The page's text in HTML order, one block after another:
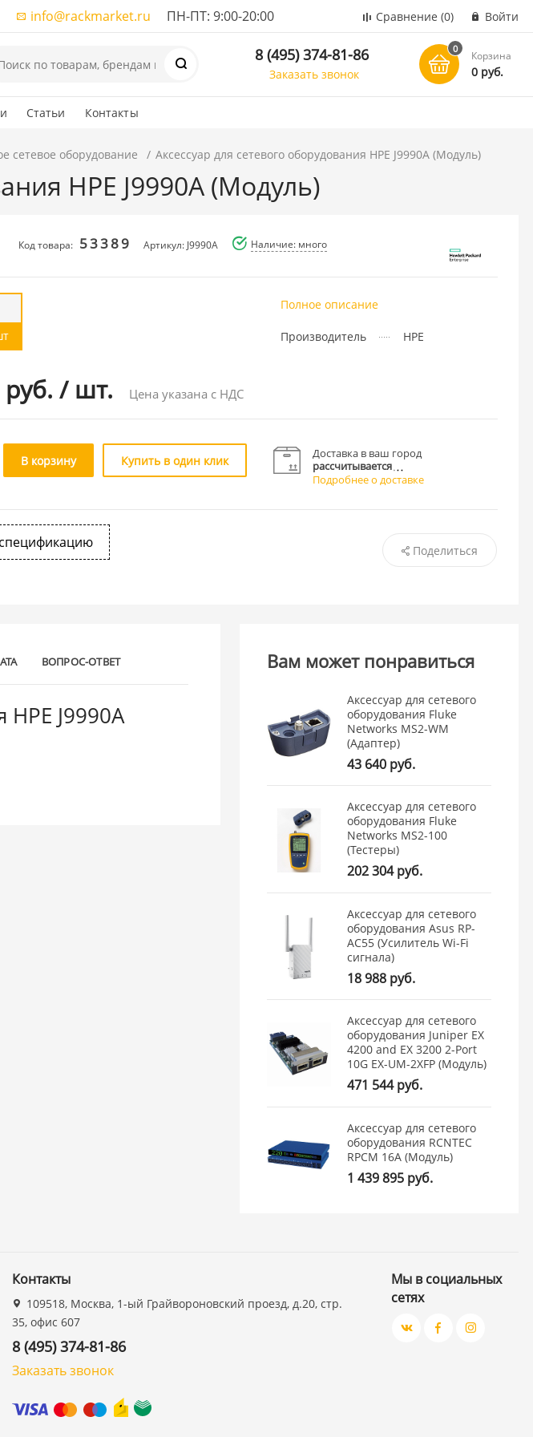
info@rackmarket.ru ПН-ПТ: 9:00-20:00 Сравнение (0) Войти
8 (495) 374-81-86
Заказать звонок
0
Корзина
0 руб.
Статьи Контакты
сетевое оборудование Аксессуар для сетевого оборудования HPE J9990A (Модуль)
HPE J9990A (Модуль)
Код товара: 53389 Артикул: J9990A Наличие: много
/ шт. Цена указана с НДС
Полное описание
Производитель HPE
В корзину Купить в один клик
Доставка в ваш город
рассчитывается
Подробнее о доставке
Поделиться
ВОПРОС-ОТВЕТ
J9990A
Вам может понравиться
Аксессуар для сетевого
оборудования Fluke
Networks MS2-WM
(Адаптер)
43 640 руб.
Аксессуар для сетевого
оборудования Fluke
Networks MS2-100
(Тестеры)
202 304 руб.
Аксессуар для сетевого
оборудования Asus RP-
AC55 (Усилитель Wi-Fi
сигнала)
18 988 руб.
Аксессуар для сетевого
оборудования Juniper EX
4200 and EX 3200 2-Port
10G EX-UM-2XFP (Модуль)
471 544 руб.
Аксессуар для сетевого
оборудования RCNTEC
RPCM 16A (Модуль)
1 439 895 руб.
Контакты
109518, Москва, 1-ый Грайвороновский проезд, д.20, стр.
35, офис 607
8 (495) 374-81-86
Заказать звонок
Мы в социальных
сетях